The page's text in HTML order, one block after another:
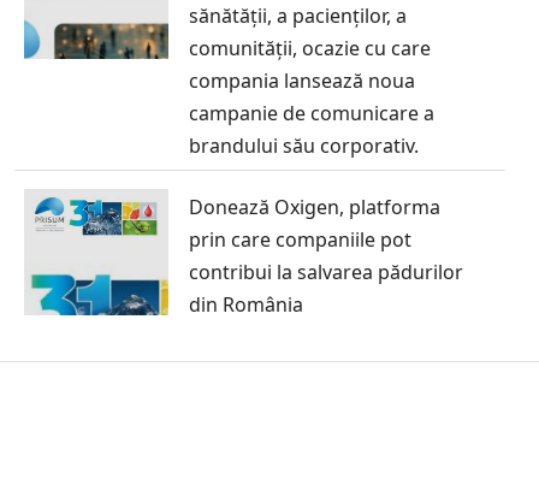
sănătății, a pacienților, a
comunității, ocazie cu care
compania lansează noua
campanie de comunicare a
brandului său corporativ.
Donează Oxigen, platforma
prin care companiile pot
contribui la salvarea pădurilor
din România